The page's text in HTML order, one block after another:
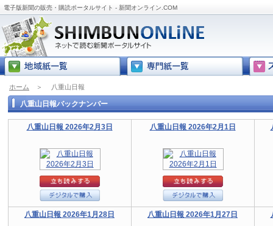
電子版新聞の販売・購読ポータルサイト - 新聞オンライン.COM
ホーム ＞ 八重山日報
八重山日報バックナンバー
八重山日報 2026年2月3日 八重山日報 2026年2月1日
八重山日報 2026年1月28日 八重山日報 2026年1月27日